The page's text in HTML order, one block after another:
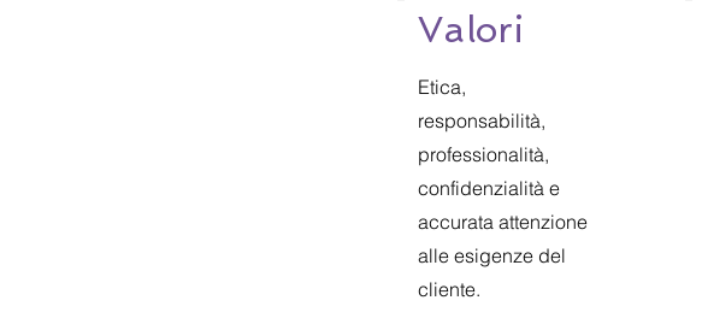
Valori
Etica,
responsabilità,
professionalità,
confidenzialità e
accurata attenzione
alle esigenze del
cliente.